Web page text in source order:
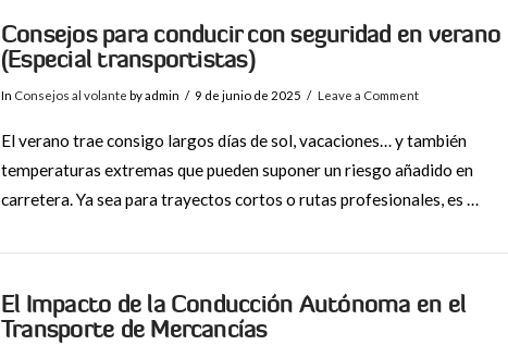
Consejos para conducir con seguridad en verano
(Especial transportistas)
In Consejos al volante by admin 9 de junio de 2025 Leave a Comment
El verano trae consigo largos días de sol, vacaciones… y también
temperaturas extremas que pueden suponer un riesgo añadido en
carretera. Ya sea para trayectos cortos o rutas profesionales, es …
El Impacto de la Conducción Autónoma en el
Transporte de Mercancías